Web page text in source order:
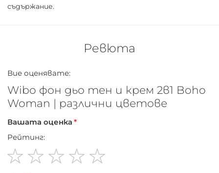
фон дьо тен, той е лек и не създава ефект на маска.
съдържание.
Ревюта
Вие оценявате:
Wibo фон дьо тен и крем 2в1 Boho
Woman | различни цветове
Вашата оценка
Рейтинг: